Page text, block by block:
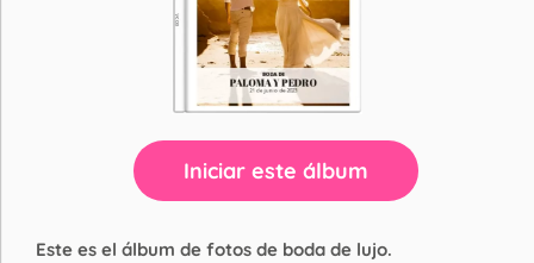
Iniciar este álbum
Este es el álbum de fotos de boda de lujo.